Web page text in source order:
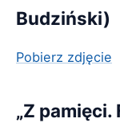
Budziński)
Pobierz zdjęcie
„Z